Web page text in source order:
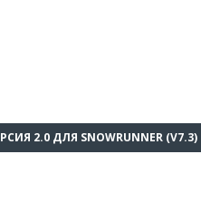
2.0 ДЛЯ SNOWRUNNER (V7.3)